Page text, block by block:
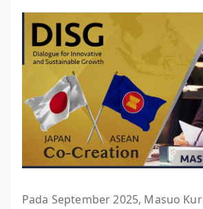
Pada September 2025, Masuo